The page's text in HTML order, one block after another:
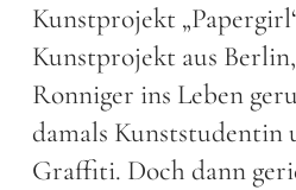
Kunstprojekt
Kunstprojekt aus
Ronniger ins Leben
damals Kunststudentin
Graffiti. Doch dann